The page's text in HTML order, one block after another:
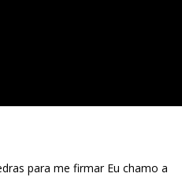
para me firmar Eu chamo a